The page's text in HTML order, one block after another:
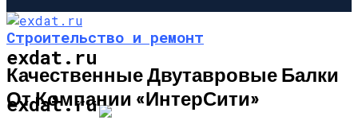
exdat.ru
exdat.ruСТРОИТЕЛЬСТВО И РЕМОНТ
Строительство и ремонт
Качественные Двутавровые Балки
От Компании «ИнтерСити»